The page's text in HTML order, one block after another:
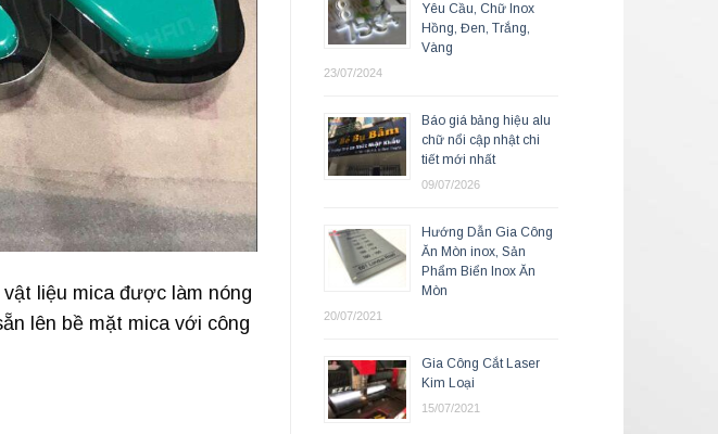
liệu mica được làm nóng
lên bề mặt mica với công
Yêu Cầu, Chữ Inox
Hồng, Đen, Trắng,
Vàng
23/07/2024
Báo giá bảng hiệu alu
chữ nổi cập nhật chi
tiết mới nhất
09/07/2026
Hướng Dẫn Gia Công
Ăn Mòn inox, Sản
Phẩm Biển Inox Ăn
Mòn
20/07/2021
Gia Công Cắt Laser
Kim Loại
15/07/2021